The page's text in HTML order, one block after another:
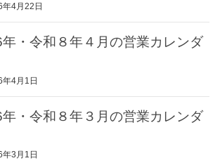
年4月22日
・令和８年４月の営業カレンダ
年4月1日
・令和８年３月の営業カレンダ
3月1日